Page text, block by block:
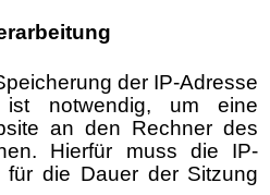
der IP-Adresse
notwendig, um eine
an den Rechner des
Hierfür muss die IP-
die Dauer der Sitzung